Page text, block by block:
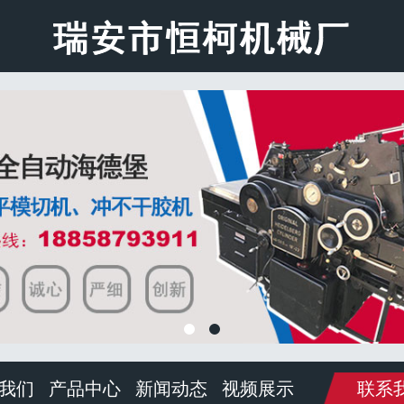
们 产品中心 新闻动态 视频展示 联系